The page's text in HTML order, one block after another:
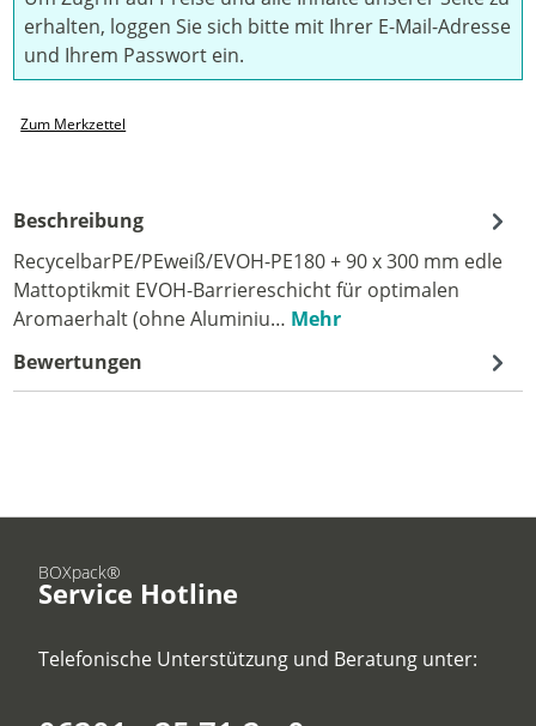
erhalten, loggen Sie sich bitte mit Ihrer E-Mail-Adresse
und Ihrem Passwort ein.
Zum Merkzettel
Beschreibung
RecycelbarPE/PEweiß/EVOH-PE180 + 90 x 300 mm edle
Mattoptikmit EVOH-Barriereschicht für optimalen
Aromaerhalt (ohne Aluminiu… Mehr
Bewertungen
BOXpack®
Service Hotline
Telefonische Unterstützung und Beratung unter: